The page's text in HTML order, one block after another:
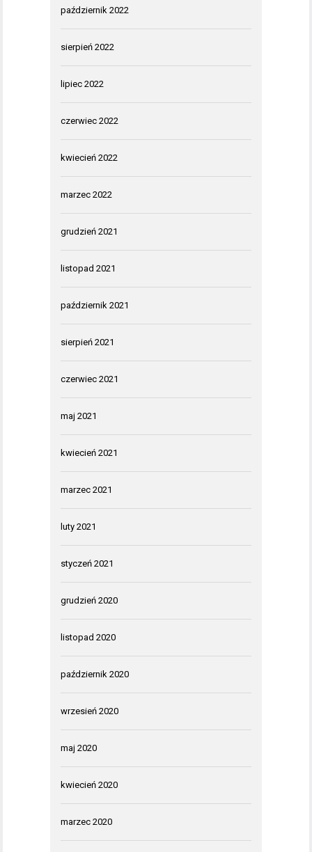
październik 2022
sierpień 2022
lipiec 2022
czerwiec 2022
kwiecień 2022
marzec 2022
grudzień 2021
listopad 2021
październik 2021
sierpień 2021
czerwiec 2021
maj 2021
kwiecień 2021
marzec 2021
luty 2021
styczeń 2021
grudzień 2020
listopad 2020
październik 2020
wrzesień 2020
maj 2020
kwiecień 2020
marzec 2020